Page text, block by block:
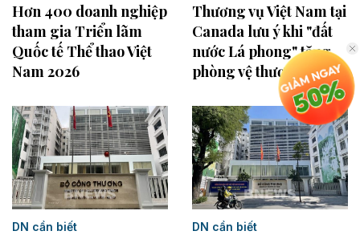
Hơn 400 doanh nghiệp
tham gia Triển lãm
Quốc tế Thể thao Việt
Nam 2026
Thương vụ Việt Nam tại
Canada lưu ý khi "đất
nước Lá phong" tăng
phòng vệ thương mại
DN cần biết DN cần biết